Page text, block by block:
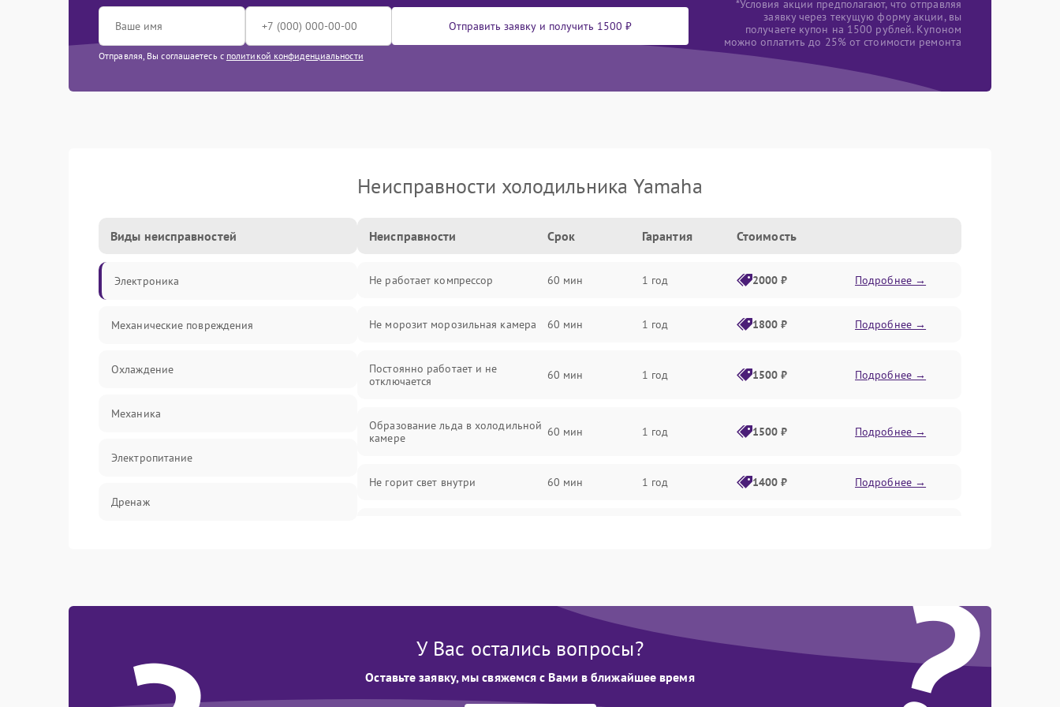
Отправить заявку и получить 1500 ₽
Отправляя, Вы соглашаетесь с политикой конфиденциальности
*Условия акции предполагают, что отправляя
заявку через текущую форму акции, вы
получаете купон на 1500 рублей. Купоном
можно оплатить до 25% от стоимости ремонта
Неисправности холодильника Yamaha
Виды неисправностей
Электроника
Механические повреждения
Охлаждение
Механика
Электропитание
Дренаж
Неисправности Срок Гарантия Стоимость
Не работает компрессор 60 мин 1 год 2000 ₽ Подробнее →
Не морозит морозильная камера 60 мин 1 год 1800 ₽ Подробнее →
Постоянно работает и не
отключается
60 мин 1 год 1500 ₽ Подробнее →
Образование льда в холодильной
камере
60 мин 1 год 1500 ₽ Подробнее →
Не горит свет внутри 60 мин 1 год 1400 ₽ Подробнее →
60 мин Подробнее →
Образование конденсата на
стенках
Подробнее →
У Вас остались вопросы?
Оставьте заявку, мы свяжемся с Вами в ближайшее время